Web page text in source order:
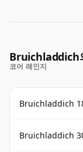
Bruichladdich
코어 레인지
Bruichladdich
Bruichladdich